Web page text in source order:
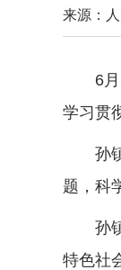
来源：
6
学习贯
孙镇
题，科
孙镇
特色社